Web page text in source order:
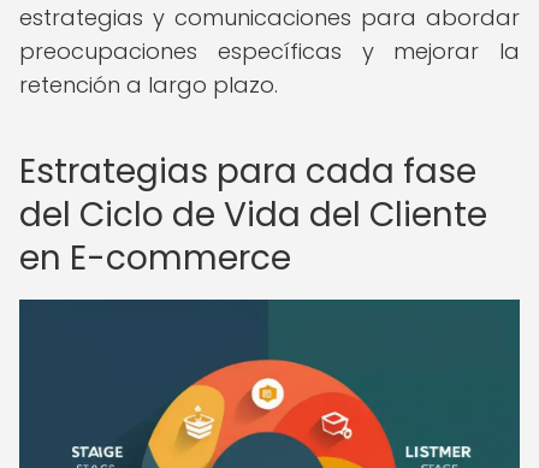
estrategias y comunicaciones para abordar
preocupaciones específicas y mejorar la
retención a largo plazo.
Estrategias para cada fase
del Ciclo de Vida del Cliente
en E-commerce